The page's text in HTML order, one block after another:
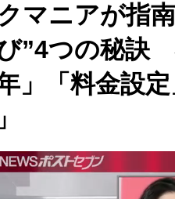
マニアが指
”4つの秘訣
」「料金設